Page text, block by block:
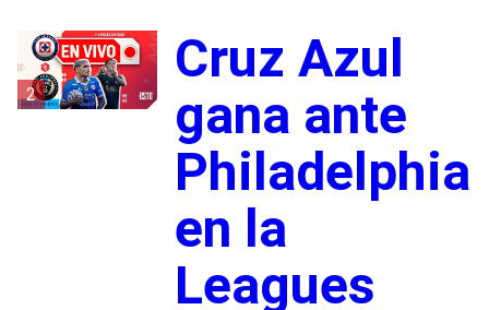
2
Cruz Azul
gana ante
Philadelphia
en la
Leagues